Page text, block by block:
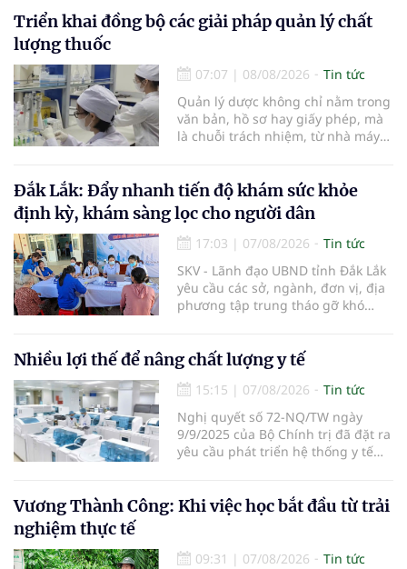
Triển khai đồng bộ các giải pháp quản lý chất
lượng thuốc
07:07 | 08/08/2026
Tin tức
Quản lý dược không chỉ nằm trong
văn bản, hồ sơ hay giấy phép, mà
là chuỗi trách nhiệm, từ nhà máy
bệnh... Ngành y tế từng bước tiêu
chuẩn hóa, quy chuẩn hóa và hội
nhập quốc tế nhằm giúp cho
người dân tiếp cận thuốc an toàn,
Đắk Lắk: Đẩy nhanh tiến độ khám sức khỏe
định kỳ, khám sàng lọc cho người dân
17:03 | 07/08/2026
Tin tức
SKV - Lãnh đạo UBND tỉnh Đắk Lắk
yêu cầu các sở, ngành, đơn vị, địa
phương tập trung tháo gỡ khó
sàng lọc cho 100% người dân trên
địa bàn tỉnh trong tháng 10/2026.
Nhiều lợi thế để nâng chất lượng y tế
15:15 | 07/08/2026
Tin tức
Nghị quyết số 72-NQ/TW ngày
9/9/2025 của Bộ Chính trị đã đặt ra
yêu cầu phát triển hệ thống y tế
Vương Thành Công: Khi việc học bắt đầu từ trải
nghiệm thực tế
09:31 | 07/08/2026
Tin tức